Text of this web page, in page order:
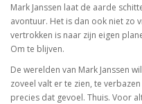
Mark Janssen laat de aarde
avontuur. Het is dan ook niet zo
vertrokken is naar zijn eigen
Om te blijven.
De werelden van Mark Janssen
zoveel valt er te zien, te
precies dat gevoel. Thuis. Voor